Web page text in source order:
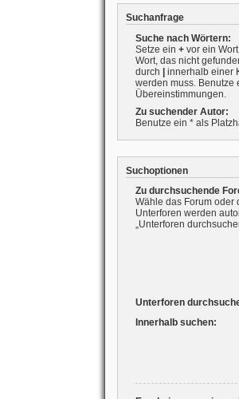
Suchanfrage
Suche nach Wörtern:
Setze ein +vor ein
Wort, das nicht
durch |innerhalb einer
werden muss. Benutze
Übereinstimmungen.
Zu suchender Autor:
Benutze ein * als
Suchoptionen
Zu durchsuchende
Wähle das Forum oder
Unterforen werden
„Unterforen
Unterforen
Innerhalb suchen: